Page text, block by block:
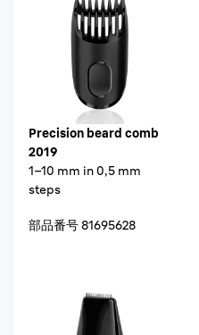
Precision beard comb
2019
1–10 mm in 0,5 mm
steps
部品番号81695628